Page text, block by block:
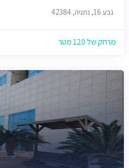
גבע 16, נתניה, 42384
מרחק של 120 מטר